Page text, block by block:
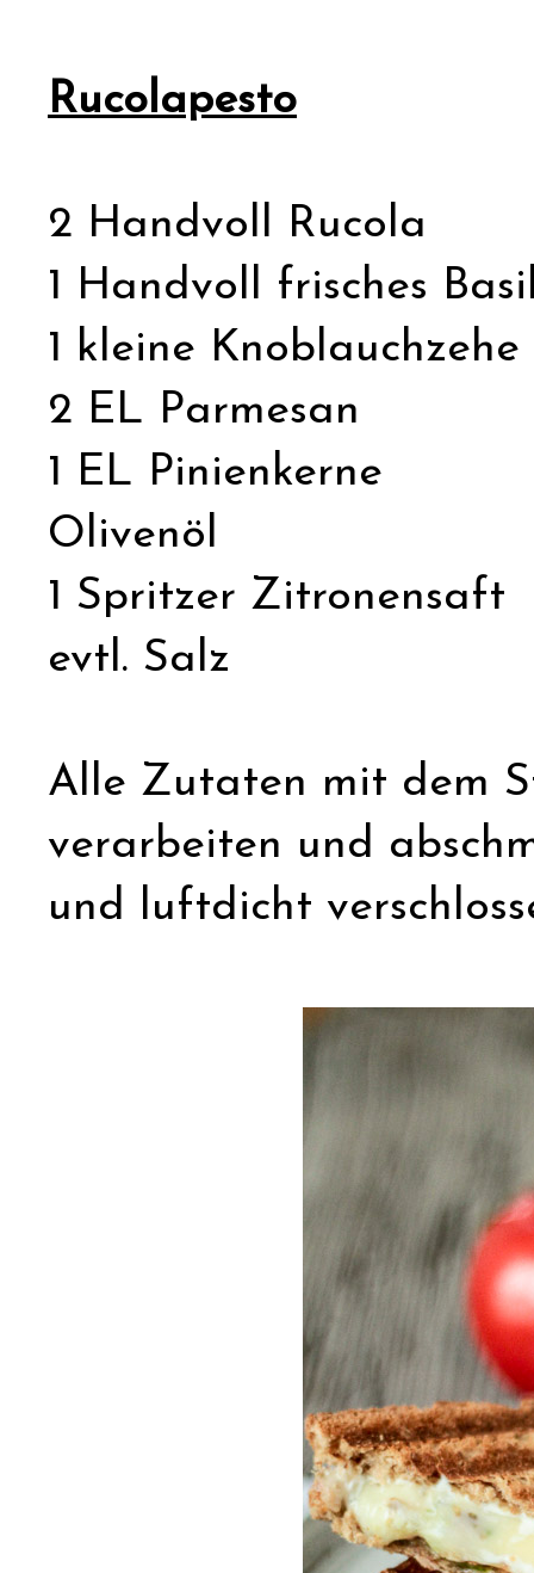
Rucolapesto
2 Handvoll Rucola
1 Handvoll frisches
1 kleine Knoblauchzehe
2 EL Parmesan
1 EL Pinienkerne
Olivenöl
1 Spritzer Zitronensaft
evtl. Salz
Alle Zutaten mit dem
verarbeiten und
und luftdicht